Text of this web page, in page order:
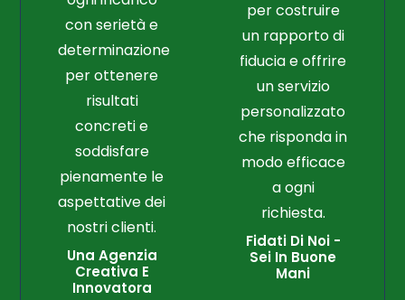
con serietà e
determinazione
per ottenere
risultati
concreti e
soddisfare
pienamente le
aspettative dei
nostri clienti.
Una Agenzia
Creativa E
Innovatora
per costruire
un rapporto di
fiducia e offrire
un servizio
personalizzato
che risponda in
modo efficace
a ogni
richiesta.
Fidati Di Noi -
Sei In Buone
Mani